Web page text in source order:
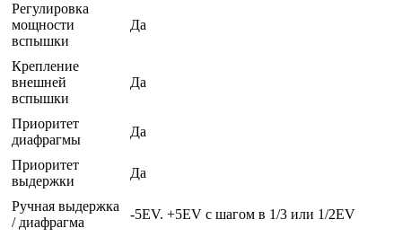
Регулировка
мощности
вспышки
Да
Крепление
внешней
вспышки
Да
Приоритет
диафрагмы
Да
Приоритет
выдержки
Да
Ручная выдержка
/ диафрагма
-5EV. +5EV с шагом в 1/3 или 1/2EV